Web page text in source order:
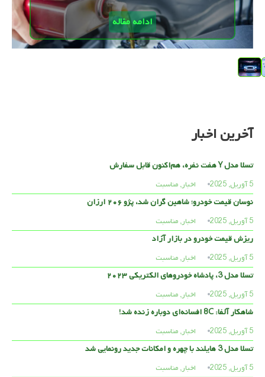
ادامه مقاله
آخرین اخبار
تسلا مدل Y هفت نفره، هم‌اکنون قابل سفارش
5 آوریل, 2025 اخبار, مناسبت
نوسان قیمت خودرو؛ شاهین گران شد، پژو ۲۰۶ ارزان
5 آوریل, 2025 اخبار, مناسبت
ریزش قیمت خودرو در بازار آزاد
5 آوریل, 2025 اخبار, مناسبت
تسلا مدل 3، پادشاه خودروهای الکتریکی ۲۰۲۳
5 آوریل, 2025 اخبار, مناسبت
شاهکار آلفا: 8C افسانه‌ای دوباره زنده شد!
5 آوریل, 2025 اخبار, مناسبت
تسلا مدل 3 هایلند با چهره و امکانات جدید رونمایی شد
5 آوریل, 2025 اخبار, مناسبت